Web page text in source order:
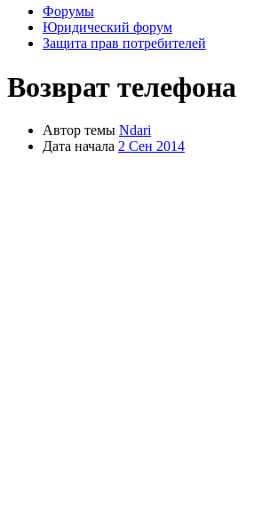
Форумы
Юридический форум
Защита прав потребителей
Возврат телефона
Автор темы Ndari
Дата начала 2 Сен 2014